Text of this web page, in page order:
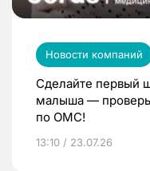
Новости компаний
Сделайте первый
малыша —
по ОМС!
13:10 / 23.07.26